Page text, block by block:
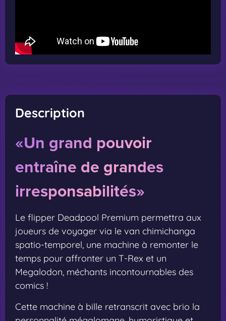
Description
«Un grand pouvoir
entraîne de grandes
irresponsabilités»
Le flipper Deadpool Premium permettra aux
joueurs de voyager via le van chimichanga
spatio-temporel, une machine à remonter le
temps pour affronter un T-Rex et un
Megalodon, méchants incontournables des
comics !
Cette machine à bille retranscrit avec brio la